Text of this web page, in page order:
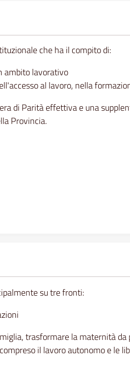
che ha il compito di:
ambito lavorativo
al lavoro, nella
di Parità effettiva e una
Provincia.
su tre fronti:
trasformare la maternità
il lavoro autonomo e le